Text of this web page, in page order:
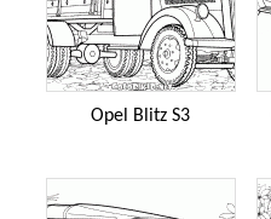
Opel Blitz S3